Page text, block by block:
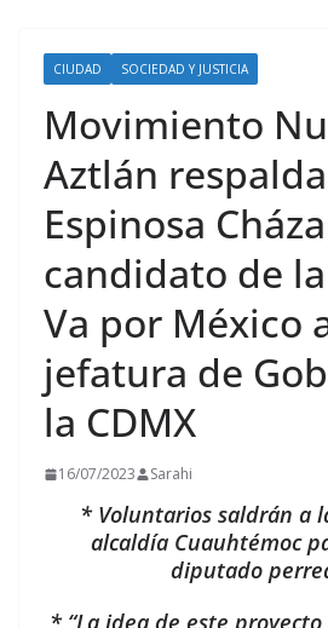
CIUDAD SOCIEDAD Y JUSTICIA
Movimiento
Aztlán
Espinosa
candidato de
Va por México
jefatura de
la CDMX
16/07/2023 Sarahi
* Voluntarios saldrán a
alcaldía Cuauhtémoc
diputado
* “La idea de este